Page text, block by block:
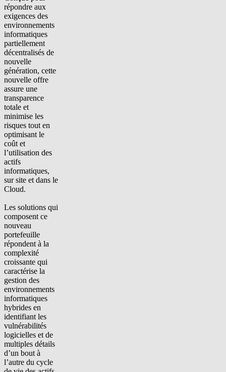
répondre aux
exigences des
environnements
informatiques
partiellement
décentralisés de
nouvelle
génération, cette
nouvelle offre
assure une
transparence
totale et
minimise les
risques tout en
optimisant le
coût et
l’utilisation des
actifs
informatiques,
sur site et dans le
Cloud.
Les solutions qui
composent ce
nouveau
portefeuille
répondent à la
complexité
croissante qui
caractérise la
gestion des
environnements
informatiques
hybrides en
identifiant les
vulnérabilités
logicielles et de
multiples détails
d’un bout à
l’autre du cycle